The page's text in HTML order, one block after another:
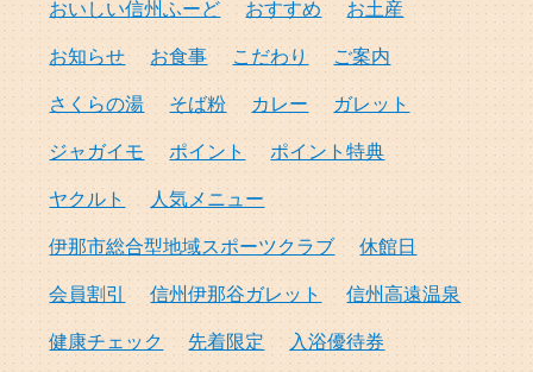
おいしい信州ふーど
おすすめ
お土産
お知らせ
お食事 こだわり
ご案内
さくらの湯
そば粉 カレー
ガレット
ジャガイモ
ポイント
ポイント特典
ヤクルト
人気メニュー
伊那市総合型地域スポーツクラブ
休館日
会員割引
信州伊那谷ガレット
信州高遠温泉
健康チェック
先着限定
入浴優待券